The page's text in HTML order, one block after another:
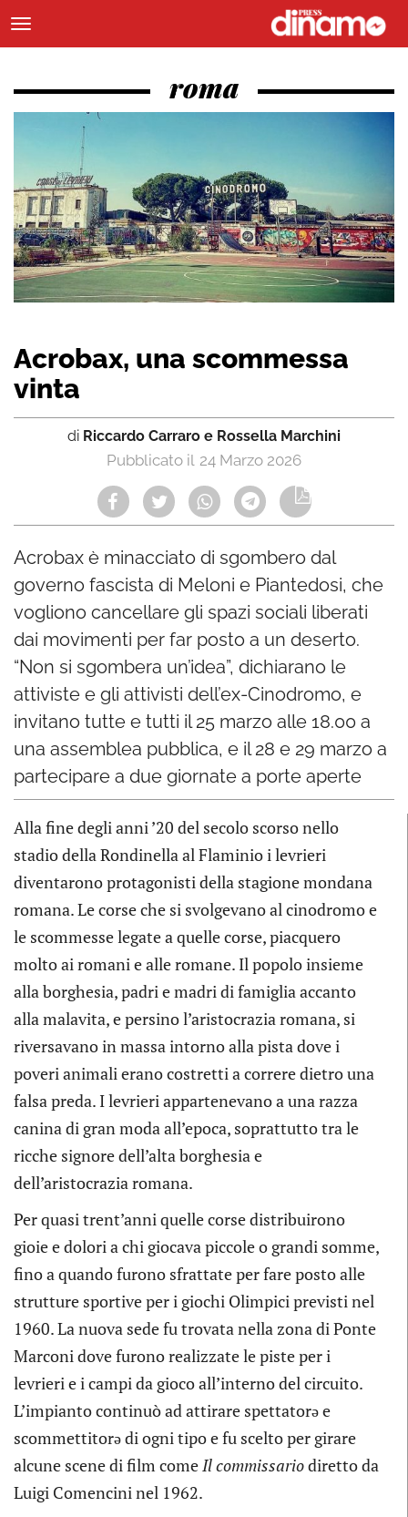
roma
Acrobax, una scommessa
vinta
di Riccardo Carraro e Rossella Marchini
24 Marzo 2026
Acrobax è minacciato di sgombero dal
governo fascista di Meloni e Piantedosi, che
vogliono cancellare gli spazi sociali liberati
dai movimenti per far posto a un deserto.
“Non si sgombera un’idea”, dichiarano le
attiviste e gli attivisti dell’ex-Cinodromo, e
invitano tutte e tutti il 25 marzo alle 18.00 a
una assemblea pubblica, e il 28 e 29 marzo a
partecipare a due giornate a porte aperte
Alla fine degli anni ’20 del secolo scorso nello
stadio della Rondinella al Flaminio i levrieri
diventarono protagonisti della stagione mondana
romana. Le corse che si svolgevano al cinodromo e
le scommesse legate a quelle corse, piacquero
molto ai romani e alle romane. Il popolo insieme
alla borghesia, padri e madri di famiglia accanto
alla malavita, e persino l’aristocrazia romana, si
riversavano in massa intorno alla pista dove i
poveri animali erano costretti a correre dietro una
falsa preda. I levrieri appartenevano a una razza
canina di gran moda all’epoca, soprattutto tra le
ricche signore dell’alta borghesia e
dell’aristocrazia romana.
Per quasi trent’anni quelle corse distribuirono
gioie e dolori a chi giocava piccole o grandi somme,
fino a quando furono sfrattate per fare posto alle
strutture sportive per i giochi Olimpici previsti nel
1960. La nuova sede fu trovata nella zona di Ponte
Marconi dove furono realizzate le piste per i
levrieri e i campi da gioco all’interno del circuito.
L’impianto continuò ad attirare spettatorə e
scommettitorə di ogni tipo e fu scelto per girare
alcune scene di film comeIl commissariodiretto da
Luigi Comencini nel 1962.